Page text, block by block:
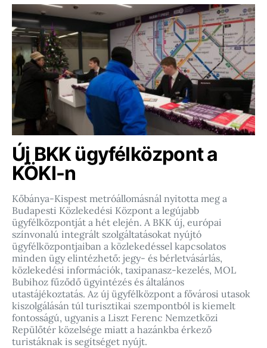
Új BKK ügyfélközpont a
KÖKI-n
Kőbánya-Kispest metróállomásnál nyitotta meg a
Budapesti Közlekedési Központ a legújabb
ügyfélközpontját a hét elején. A BKK új, európai
színvonalú integrált szolgáltatásokat nyújtó
ügyfélközpontjaiban a közlekedéssel kapcsolatos
minden ügy elintézhető: jegy- és bérletvásárlás,
közlekedési információk, taxipanasz-kezelés, MOL
Bubihoz fűződő ügyintézés és általános
utastájékoztatás. Az új ügyfélközpont a fővárosi utasok
kiszolgálásán túl turisztikai szempontból is kiemelt
fontosságú, ugyanis a Liszt Ferenc Nemzetközi
Repülőtér közelsége miatt a hazánkba érkező
turistáknak is segítséget nyújt.